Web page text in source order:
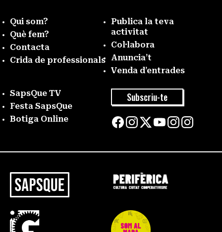
Qui som?
Què fem?
Contacta
Crida de professionals
Publica la teva
activitat
Col·labora
Anuncia’t
Venda d’entrades
SapsQue TV
Festa SapsQue
Botiga Online
Subscriu-te